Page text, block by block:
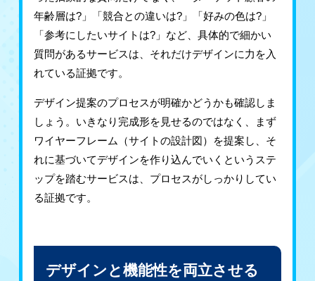
年齢層は?」「競合との違いは?」「好みの色は?」
「参考にしたいサイトは?」など、具体的で細かい
質問があるサービスは、それだけデザインに力を入
れている証拠です。
デザイン提案のプロセスが明確かどうかも確認しま
しょう。いきなり完成形を見せるのではなく、まず
ワイヤーフレーム（サイトの設計図）を提案し、そ
れに基づいてデザインを作り込んでいくというステ
ップを踏むサービスは、プロセスがしっかりしてい
る証拠です。
デザインと機能性を両立させる